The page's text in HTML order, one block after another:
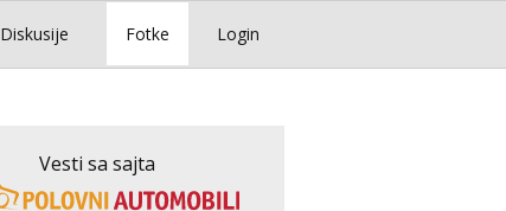
Login
Diskusije Fotke
Vesti sa sajta